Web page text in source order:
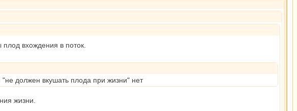
вхождения в поток.
должен вкушать плода при жизни" нет
жизни.